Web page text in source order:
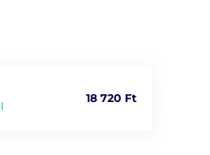
18 720 Ft